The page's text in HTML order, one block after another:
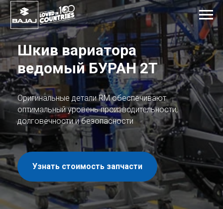
Шкив вариатора
ведомый БУРАН 2Т
Оригинальные детали RM обеспечивают
оптимальный уровень производительности,
долговечности и безопасности
Узнать стоимость запчасти